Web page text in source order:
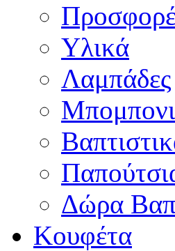
Υλικά
Λαμπάδες
Δώρα
Κουφέτα